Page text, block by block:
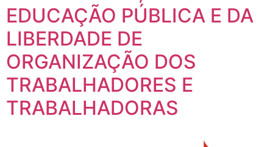
EDUCAÇÃO PÚBLICA E DA
LIBERDADE DE
ORGANIZAÇÃO DOS
TRABALHADORES E
TRABALHADORAS